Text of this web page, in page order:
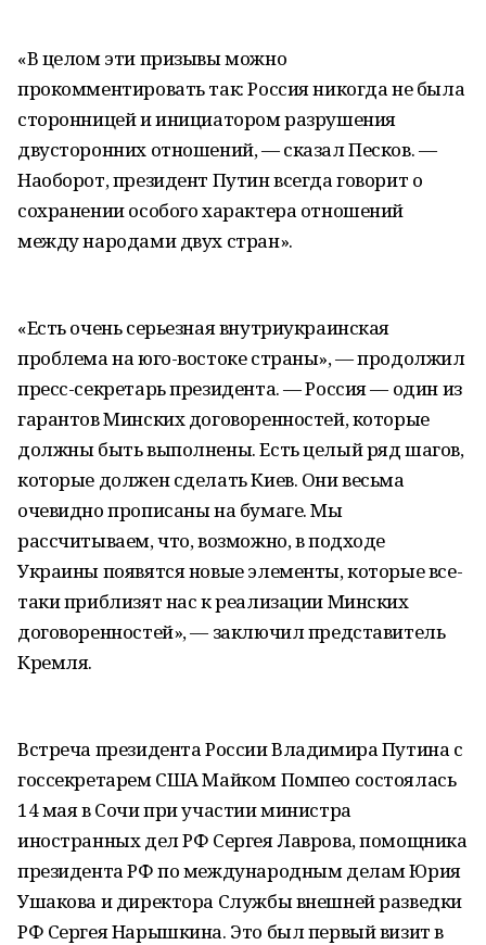
«В целом эти призывы можно
прокомментировать так: Россия никогда не была
сторонницей и инициатором разрушения
двусторонних отношений, — сказал Песков. —
Наоборот, президент Путин всегда говорит о
сохранении особого характера отношений
между народами двух стран».
«Есть очень серьезная внутриукраинская
проблема на юго-востоке страны», — продолжил
пресс-секретарь президента. — Россия — один из
гарантов Минских договоренностей, которые
должны быть выполнены. Есть целый ряд шагов,
которые должен сделать Киев. Они весьма
очевидно прописаны на бумаге. Мы
рассчитываем, что, возможно, в подходе
Украины появятся новые элементы, которые все-
таки приблизят нас к реализации Минских
договоренностей», — заключил представитель
Кремля.
Встреча президента России Владимира Путина с
госсекретарем США Майком Помпео состоялась
14 мая в Сочи при участии министра
иностранных дел РФ Сергея Лаврова, помощника
президента РФ по международным делам Юрия
Ушакова и директора Службы внешней разведки
РФ Сергея Нарышкина. Это был первый визит в